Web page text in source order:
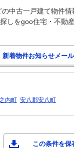
中古一戸建て物件情
しをgoo住宅・不動
内町 安八郡安八町
この条件を保